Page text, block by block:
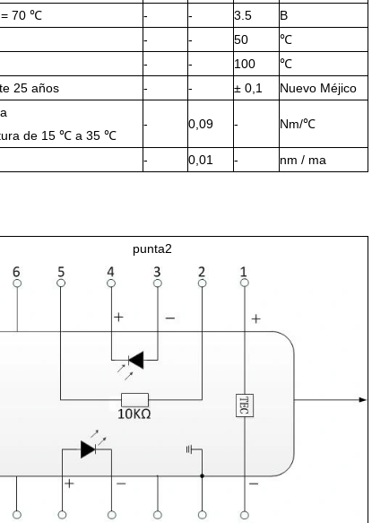
= 70 ℃ - - 3.5
В
- - 50
℃
- - 100
℃
25 años - - ± 0,1 Nuevo Méjico
de 15 ℃ a 35 ℃
- 0,09 - Nm/℃
- 0,01 - nm / ma
punta2